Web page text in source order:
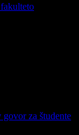
za študente